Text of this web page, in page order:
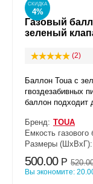
СКИДКА
4%
Газовый
зеленый
(2)
Баллон Toua с
гвоздезабивных
баллон подходит
Бренд: TOUA
Емкость газового
Размеры (ШxВxГ):
500.00 Р
Вы экономите: